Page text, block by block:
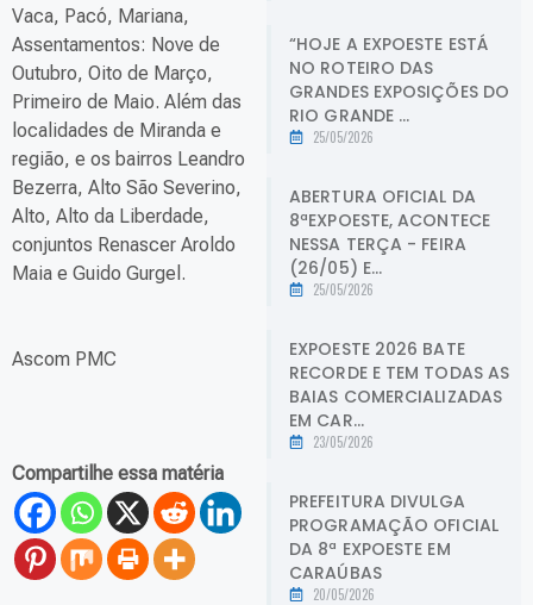
Vaca, Pacó, Mariana,
Assentamentos: Nove de
Outubro, Oito de Março,
Primeiro de Maio. Além das
localidades de Miranda e
região, e os bairros Leandro
Bezerra, Alto São Severino,
Alto, Alto da Liberdade,
conjuntos Renascer Aroldo
Maia e Guido Gurgel.
Ascom PMC
Compartilhe essa matéria
“HOJE A EXPOESTE ESTÁ
NO ROTEIRO DAS
GRANDES EXPOSIÇÕES DO
RIO GRANDE ...
25/05/2026
ABERTURA OFICIAL DA
8ªEXPOESTE, ACONTECE
NESSA TERÇA - FEIRA
(26/05) E...
25/05/2026
EXPOESTE 2026 BATE
RECORDE E TEM TODAS AS
BAIAS COMERCIALIZADAS
EM CAR...
23/05/2026
PREFEITURA DIVULGA
PROGRAMAÇÃO OFICIAL
DA 8ª EXPOESTE EM
CARAÚBAS
20/05/2026